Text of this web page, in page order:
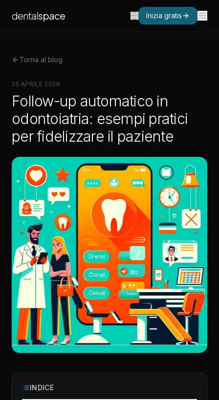
dentalspace Inizia gratis
Torna al blog
25 APRILE 2026
Follow-up automatico in
odontoiatria: esempi pratici
per fidelizzare il paziente
INDICE